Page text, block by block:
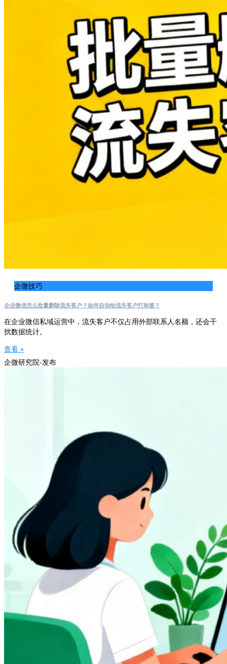
企微技巧
企业微信怎么批量删除流失客户？如何自动给流失客户打标签？
在企业微信私域运营中，流失客户不仅占用外部联系人名额，还会干
扰数据统计。
查看 »
企微研究院-发布